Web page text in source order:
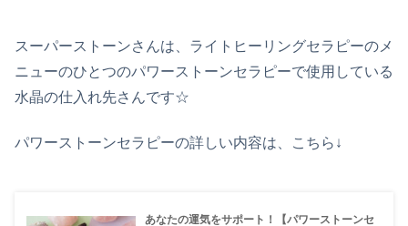
スーパーストーンさんは、ライトヒーリングセラピーのメ
ニューのひとつのパワーストーンセラピーで使用している
水晶の仕入れ先さんです☆
パワーストーンセラピーの詳しい内容は、こちら↓
あなたの運気をサポート！【パワーストーンセ